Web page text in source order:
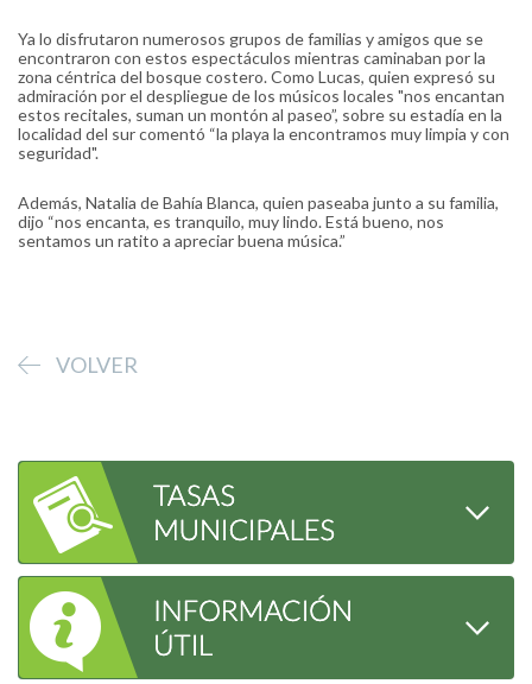
Ya lo disfrutaron numerosos grupos de familias y amigos que se
encontraron con estos espectáculos mientras caminaban por la
zona céntrica del bosque costero. Como Lucas, quien expresó su
admiración por el despliegue de los músicos locales "nos encantan
estos recitales, suman un montón al paseo”, sobre su estadía en la
localidad del sur comentó “la playa la encontramos muy limpia y con
seguridad".
Además, Natalia de Bahía Blanca, quien paseaba junto a su familia,
dijo “nos encanta, es tranquilo, muy lindo. Está bueno, nos
sentamos un ratito a apreciar buena música.”
VOLVER